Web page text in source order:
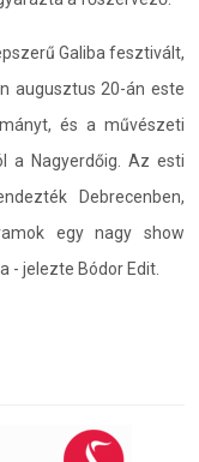
Galiba fesztivált,
augusztus 20-án este
és a művészeti
a Nagyerdőig. Az esti
Debrecenben,
egy nagy show
- jelezte Bódor Edit.